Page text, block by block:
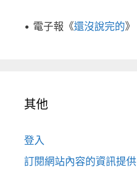
• 電子報《還沒說完的》
其他
登入
訂閱網站內容的資訊提供